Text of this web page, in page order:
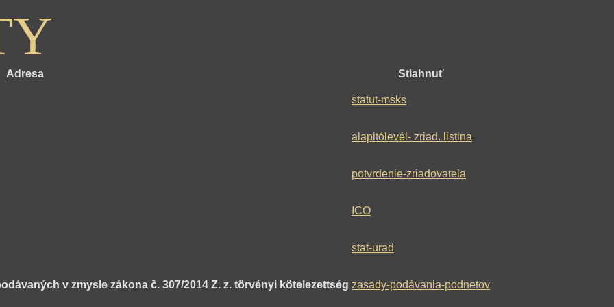
Adresa Stiahnuť
statut-msks
alapitólevél- zriad. listina
potvrdenie-zriadovatela
ICO
stat-urad
v zmysle zákona č. 307/2014 Z. z. törvényi kötelezettség zasady-podávania-podnetov